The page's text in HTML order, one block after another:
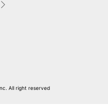
た鋳物ホーローをイメージ
うに食卓を彩ります。
日のお料理～おうちパーテ
バーを横にスライドするだけ
All right reserved